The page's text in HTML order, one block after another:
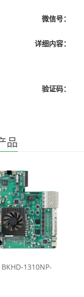
微信号：
详细内容：
验证码：
品
BKHD-1310NP-